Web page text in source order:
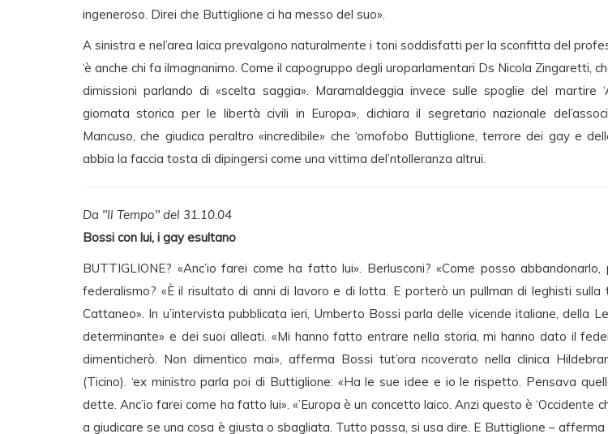
ingeneroso. Direi che Buttiglione ci ha messo del suo».
A sinistra e nel’area laica prevalgono naturalmente i toni soddisfatti per la sconfitta del
‘è anche chi fa ilmagnanimo. Come il capogruppo degli uroparlamentari Ds Nicola Zingaretti,
dimissioni parlando di «scelta saggia». Maramaldeggia invece sulle spoglie del martire
giornata storica per le libertà civili in Europa», dichiara il segretario nazionale
Mancuso, che giudica peraltro «incredibile» che ‘omofobo Buttiglione, terrore dei gay e
abbia la faccia tosta di dipingersi come una vittima del’ntolleranza altrui.
Da "Il Tempo" del 31.10.04
Bossi con lui, i gay esultano
BUTTIGLIONE? «Anc’io farei come ha fatto lui». Berlusconi? «Come posso
federalismo? «È il risultato di anni di lavoro e di lotta. E porterò un pullman di leghisti sulla
Cattaneo». In u’intervista pubblicata ieri, Umberto Bossi parla delle vicende italiane, della
determinante» e dei suoi alleati. «Mi hanno fatto entrare nella storia, mi hanno dato il
dimenticherò. Non dimentico mai», afferma Bossi tut’ora ricoverato nella clinica
(Ticino). ‘ex ministro parla poi di Buttiglione: «Ha le sue idee e io le rispetto. Pensava
dette. Anc’io farei come ha fatto lui». «’Europa è un concetto laico. Anzi questo è ‘Occidente
a giudicare se una cosa è giusta o sbagliata. Tutto passa, si usa dire. E Buttiglione – afferma